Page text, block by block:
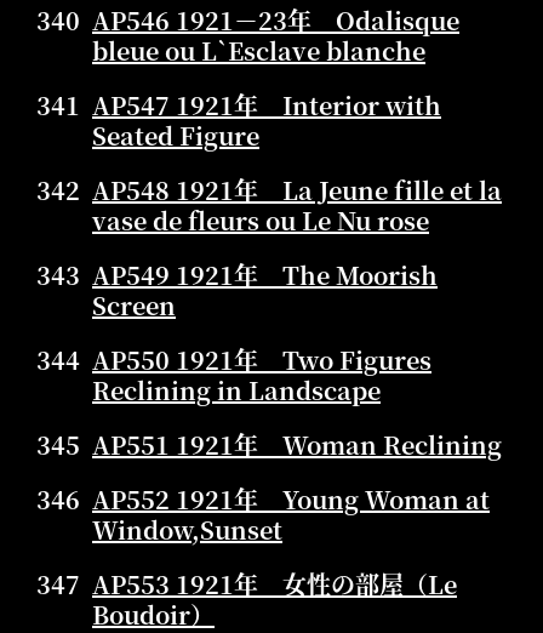
340 AP546 1921－23年 Odalisque
bleue ou L`Esclave blanche
341 AP547 1921年 Interior with
Seated Figure
342 AP548 1921年 La Jeune fille et la
vase de fleurs ou Le Nu rose
343 AP549 1921年 The Moorish
Screen
344 AP550 1921年 Two Figures
Reclining in Landscape
345 AP551 1921年 Woman Reclining
346 AP552 1921年 Young Woman at
Window,Sunset
347 AP553 1921年 女性の部屋（Le
Boudoir）